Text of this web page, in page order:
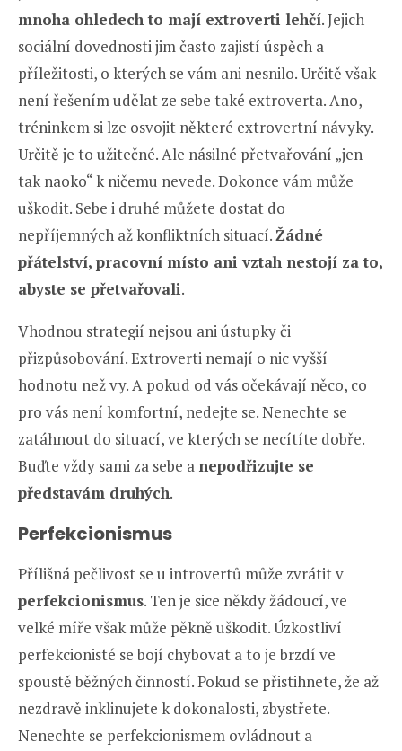
mnoha ohledech to mají extroverti lehčí. Jejich
sociální dovednosti jim často zajistí úspěch a
příležitosti, o kterých se vám ani nesnilo. Určitě však
není řešením udělat ze sebe také extroverta. Ano,
tréninkem si lze osvojit některé extrovertní návyky.
Určitě je to užitečné. Ale násilné přetvařování „jen
tak naoko“ k ničemu nevede. Dokonce vám může
uškodit. Sebe i druhé můžete dostat do
nepříjemných až konfliktních situací.Žádné
přátelství, pracovní místo ani vztah nestojí za to,
abyste se přetvařovali.
Vhodnou strategií nejsou ani ústupky či
přizpůsobování. Extroverti nemají o nic vyšší
hodnotu než vy. A pokud od vás očekávají něco, co
pro vás není komfortní, nedejte se. Nenechte se
zatáhnout do situací, ve kterých se necítíte dobře.
Buďte vždy sami za sebe a nepodřizujte se
představám druhých.
Perfekcionismus
Přílišná pečlivost se u introvertů může zvrátit v
perfekcionismus. Ten je sice někdy žádoucí, ve
velké míře však může pěkně uškodit. Úzkostliví
perfekcionisté se bojí chybovat a to je brzdí ve
spoustě běžných činností. Pokud se přistihnete, že až
nezdravě inklinujete k dokonalosti, zbystřete.
Nenechte se perfekcionismem ovládnout a